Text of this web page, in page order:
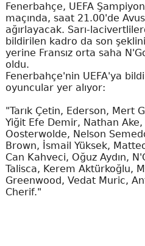
Fenerbahçe, UEFA
maçında, saat 21.00'de
ağırlayacak. Sarı-
bildirilen kadro da son
yerine Fransız orta saha
oldu.
Fenerbahçe'nin UEFA'ya
oyuncular yer alıyor:
"Tarık Çetin, Ederson, Mert
Yiğit Efe Demir, Nathan
Oosterwolde, Nelson
Brown, İsmail Yüksek,
Can Kahveci, Oğuz Aydın,
Talisca, Kerem Aktürkoğlu,
Greenwood, Vedat Muric,
Cherif."